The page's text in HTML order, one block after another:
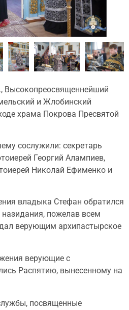
Высокопреосвященнейший
и Жлобинский
храма Покрова Пресвятой
сослужили: секретарь
Георгий Алампиев,
Николай Ефименко и
владыка Стефан обратился
пожелав всем
верующим архипастырское
верующие с
Распятию, вынесенному на
посвященные